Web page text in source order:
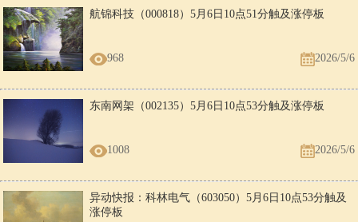
航锦科技（000818）5月6日10点51分触及涨停板
968 2026/5/6
东南网架（002135）5月6日10点53分触及涨停板
1008 2026/5/6
异动快报：科林电气（603050）5月6日10点53分触及
涨停板